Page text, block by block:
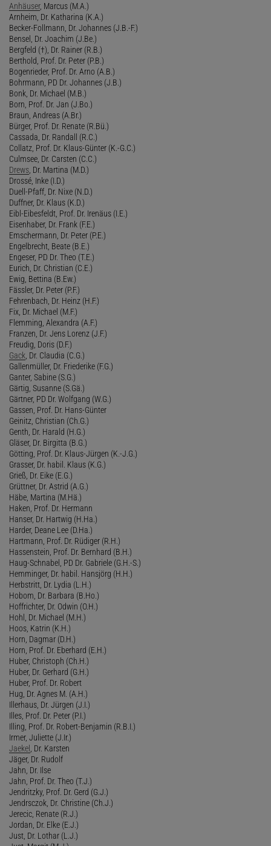
Anhäuser, Marcus (M.A.)
Arnheim, Dr. Katharina (K.A.)
Becker-Follmann, Dr. Johannes (J.B.-F.)
Bensel, Dr. Joachim (J.Be.)
Bergfeld (†), Dr. Rainer (R.B.)
Berthold, Prof. Dr. Peter (P.B.)
Bogenrieder, Prof. Dr. Arno (A.B.)
Bohrmann, PD Dr. Johannes (J.B.)
Bonk, Dr. Michael (M.B.)
Born, Prof. Dr. Jan (J.Bo.)
Braun, Andreas (A.Br.)
Bürger, Prof. Dr. Renate (R.Bü.)
Cassada, Dr. Randall (R.C.)
Collatz, Prof. Dr. Klaus-Günter (K.-G.C.)
Culmsee, Dr. Carsten (C.C.)
Drews , Dr. Martina (M.D.)
Drossé, Inke (I.D.)
Duell-Pfaff, Dr. Nixe (N.D.)
Duffner, Dr. Klaus (K.D.)
Eibl-Eibesfeldt, Prof. Dr. Irenäus (I.E.)
Eisenhaber, Dr. Frank (F.E.)
Emschermann, Dr. Peter (P.E.)
Engelbrecht, Beate (B.E.)
Engeser, PD Dr. Theo (T.E.)
Eurich, Dr. Christian (C.E.)
Ewig, Bettina (B.Ew.)
Fässler, Dr. Peter (P.F.)
Fehrenbach, Dr. Heinz (H.F.)
Fix, Dr. Michael (M.F.)
Flemming, Alexandra (A.F.)
Franzen, Dr. Jens Lorenz (J.F.)
Freudig, Doris (D.F.)
Gack , Dr. Claudia (C.G.)
Gallenmüller, Dr. Friederike (F.G.)
Ganter, Sabine (S.G.)
Gärtig, Susanne (S.Gä.)
Gärtner, PD Dr. Wolfgang (W.G.)
Gassen, Prof. Dr. Hans-Günter
Geinitz, Christian (Ch.G.)
Genth, Dr. Harald (H.G.)
Gläser, Dr. Birgitta (B.G.)
Götting, Prof. Dr. Klaus-Jürgen (K.-J.G.)
Grasser, Dr. habil. Klaus (K.G.)
Grieß, Dr. Eike (E.G.)
Grüttner, Dr. Astrid (A.G.)
Häbe, Martina (M.Hä.)
Haken, Prof. Dr. Hermann
Hanser, Dr. Hartwig (H.Ha.)
Harder, Deane Lee (D.Ha.)
Hartmann, Prof. Dr. Rüdiger (R.H.)
Hassenstein, Prof. Dr. Bernhard (B.H.)
Haug-Schnabel, PD Dr. Gabriele (G.H.-S.)
Hemminger, Dr. habil. Hansjörg (H.H.)
Herbstritt, Dr. Lydia (L.H.)
Hobom, Dr. Barbara (B.Ho.)
Hoffrichter, Dr. Odwin (O.H.)
Hohl, Dr. Michael (M.H.)
Hoos, Katrin (K.H.)
Horn, Dagmar (D.H.)
Horn, Prof. Dr. Eberhard (E.H.)
Huber, Christoph (Ch.H.)
Huber, Dr. Gerhard (G.H.)
Huber, Prof. Dr. Robert
Hug, Dr. Agnes M. (A.H.)
Illerhaus, Dr. Jürgen (J.I.)
Illes, Prof. Dr. Peter (P.I.)
Illing, Prof. Dr. Robert-Benjamin (R.B.I.)
Irmer, Juliette (J.Ir.)
Jaekel , Dr. Karsten
Jäger, Dr. Rudolf
Jahn, Dr. Ilse
Jahn, Prof. Dr. Theo (T.J.)
Jendritzky, Prof. Dr. Gerd (G.J.)
Jendrsczok, Dr. Christine (Ch.J.)
Jerecic, Renate (R.J.)
Jordan, Dr. Elke (E.J.)
Just, Dr. Lothar (L.J.)